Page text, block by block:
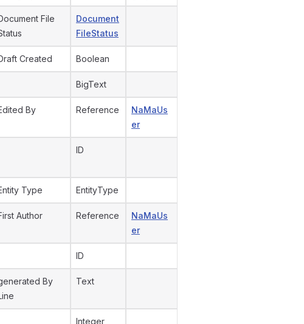
File
Document
FileStatus
Created Boolean
BigText
By Reference
NaMaUs
er
ID
Type EntityType
Author Reference
NaMaUs
er
ID
By
Text
Integer